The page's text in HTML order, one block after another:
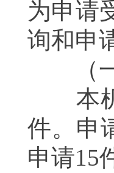
为申请
询和申
（一
本机
件。 申
申请15